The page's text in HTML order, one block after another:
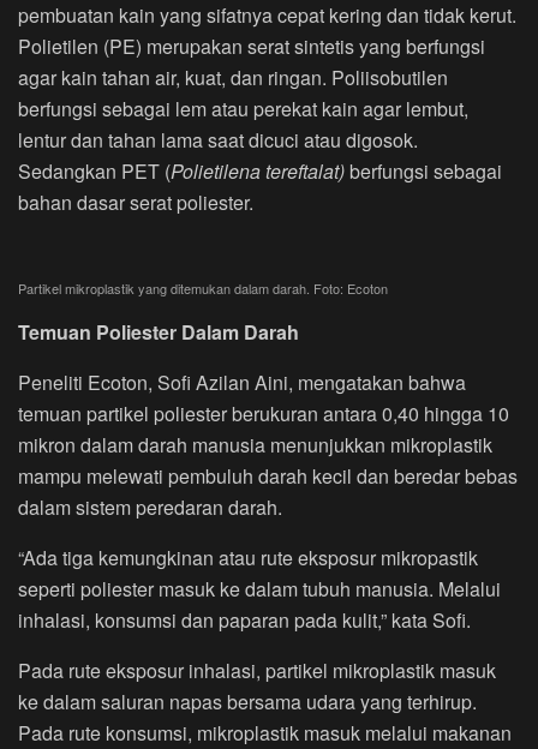
pembuatan kain yang sifatnya cepat kering dan tidak kerut.
Polietilen (PE) merupakan serat sintetis yang berfungsi
agar kain tahan air, kuat, dan ringan. Poliisobutilen
berfungsi sebagai lem atau perekat kain agar lembut,
lentur dan tahan lama saat dicuci atau digosok.
Sedangkan PET (Polietilena tereftalat)berfungsi sebagai
bahan dasar serat poliester.
Partikel mikroplastik yang ditemukan dalam darah. Foto: Ecoton
Temuan Poliester Dalam Darah
Peneliti Ecoton, Sofi Azilan Aini, mengatakan bahwa
temuan partikel poliester berukuran antara 0,40 hingga 10
mikron dalam darah manusia menunjukkan mikroplastik
mampu melewati pembuluh darah kecil dan beredar bebas
dalam sistem peredaran darah.
“Ada tiga kemungkinan atau rute eksposur mikropastik
seperti poliester masuk ke dalam tubuh manusia. Melalui
inhalasi, konsumsi dan paparan pada kulit,” kata Sofi.
Pada rute eksposur inhalasi, partikel mikroplastik masuk
ke dalam saluran napas bersama udara yang terhirup.
Pada rute konsumsi, mikroplastik masuk melalui makanan